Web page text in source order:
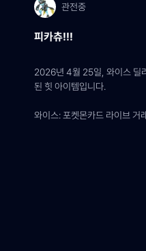
관전중
피카츄!!!
2026년 4월 25일, 와이스 딜
된 힛 아이템입니다.
와이스: 포켓몬카드 라이브 거